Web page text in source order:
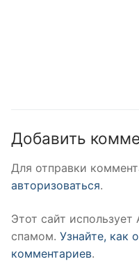
Добавить
Для отправки
авторизоваться.
Этот сайт
спамом. Узнайте, как
комментариев.